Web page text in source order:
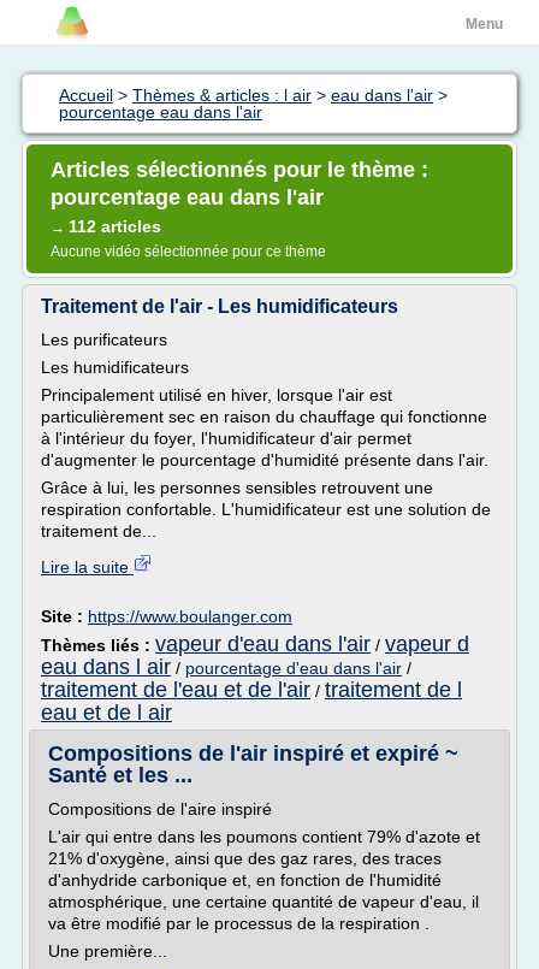
Menu
Accueil > Thèmes & articles : l air > eau dans l'air >
pourcentage eau dans l'air
Articles sélectionnés pour le thème :
pourcentage eau dans l'air
→ 112 articles
Aucune vidéo sélectionnée pour ce thème
Traitement de l'air - Les humidificateurs
Les purificateurs
Les humidificateurs
Principalement utilisé en hiver, lorsque l'air est
particulièrement sec en raison du chauffage qui fonctionne
à l'intérieur du foyer, l'humidificateur d'air permet
d'augmenter le pourcentage d'humidité présente dans l'air.
Grâce à lui, les personnes sensibles retrouvent une
respiration confortable. L'humidificateur est une solution de
traitement de...
Lire la suite
Site : https://www.boulanger.com
Thèmes liés : vapeur d'eau dans l'air / vapeur d
eau dans l air / pourcentage d'eau dans l'air /
traitement de l'eau et de l'air / traitement de l
eau et de l air
Compositions de l'air inspiré et expiré ~
Santé et les ...
Compositions de l'aire inspiré
L'air qui entre dans les poumons contient 79% d'azote et
21% d'oxygène, ainsi que des gaz rares, des traces
d'anhydride carbonique et, en fonction de l'humidité
atmosphérique, une certaine quantité de vapeur d'eau, il
va être modifié par le processus de la respiration .
Une première...